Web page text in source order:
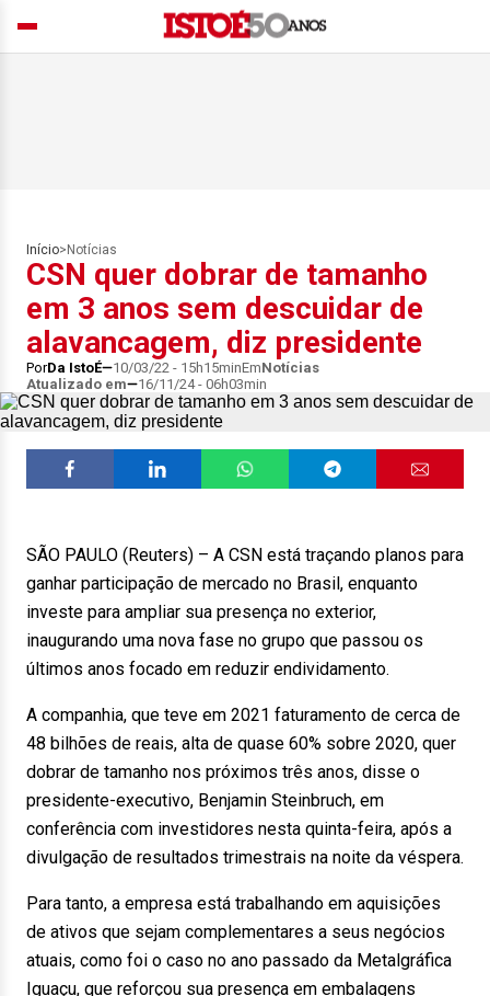
Início> Notícias
CSN quer dobrar de tamanho
em 3 anos sem descuidar de
alavancagem, diz presidente
PorDa IstoÉ 10/03/22 - 15h15minEmNotícias
Atualizado em
16/11/24 - 06h03min
SÃO PAULO (Reuters) – A CSN está traçando planos para
ganhar participação de mercado no Brasil, enquanto
investe para ampliar sua presença no exterior,
inaugurando uma nova fase no grupo que passou os
últimos anos focado em reduzir endividamento.
A companhia, que teve em 2021 faturamento de cerca de
48 bilhões de reais, alta de quase 60% sobre 2020, quer
dobrar de tamanho nos próximos três anos, disse o
presidente-executivo, Benjamin Steinbruch, em
conferência com investidores nesta quinta-feira, após a
divulgação de resultados trimestrais na noite da véspera.
Para tanto, a empresa está trabalhando em aquisições
de ativos que sejam complementares a seus negócios
atuais, como foi o caso no ano passado da Metalgráfica
Iguaçu, que reforçou sua presença em embalagens